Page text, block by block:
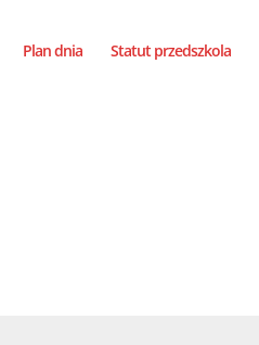
Plan dnia Statut przedszkola